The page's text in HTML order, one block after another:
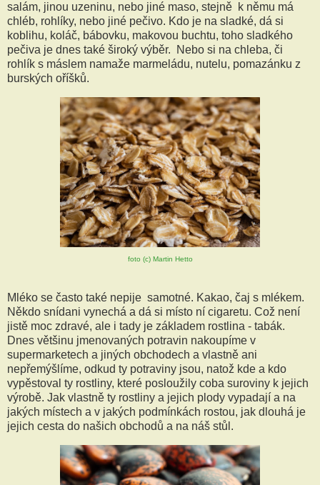
salám, jinou uzeninu, nebo jiné maso, stejně k němu má
chléb, rohlíky, nebo jiné pečivo. Kdo je na sladké, dá si
koblihu, koláč, bábovku, makovou buchtu, toho sladkého
pečiva je dnes také široký výběr. Nebo si na chleba, či
rohlík s máslem namaže marmeládu, nutelu, pomazánku z
burských oříšků.
foto (c) Martin Hetto
Mléko se často také nepije samotné. Kakao, čaj s mlékem.
Někdo snídani vynechá a dá si místo ní cigaretu. Což není
jistě moc zdravé, ale i tady je základem rostlina - tabák.
Dnes většinu jmenovaných potravin nakoupíme v
supermarketech a jiných obchodech a vlastně ani
nepřemýšlíme, odkud ty potraviny jsou, natož kde a kdo
vypěstoval ty rostliny, které posloužily coba suroviny k jejich
výrobě. Jak vlastně ty rostliny a jejich plody vypadají a na
jakých místech a v jakých podmínkách rostou, jak dlouhá je
jejich cesta do našich obchodů a na náš stůl.